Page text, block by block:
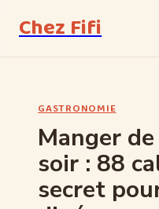
Chez Fifi
Bricolage
Jardinage
GASTRONOMIE
Manger
soir : 88
secret